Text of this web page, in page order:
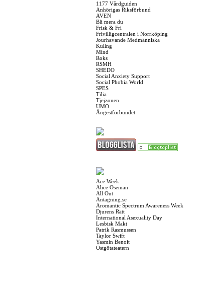
1177 Vårdguiden
Anhörigas Riksförbund
AVEN
Bli mera du
Frisk & Fri
Frivilligcentralen i Norrköping
Jourhavande Medmänniska
Kuling
Mind
Roks
RSMH
SHEDO
Social Anxiety Support
Social Phobia World
SPES
Tilia
Tjejzonen
UMO
Ångestförbundet
Ace Week
Alice Oseman
All Out
Antagning.se
Aromantic Spectrum Awareness Week
Djurens Rätt
International Asexuality Day
Lesbisk Makt
Patrik Rasmussen
Taylor Swift
Yasmin Benoit
Östgötateatern